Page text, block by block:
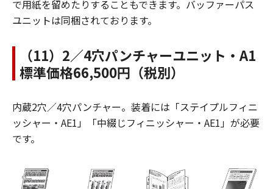
で用紙を留めたりすることもできます。バッファーパス
ユニットは同梱されております。
（11）2／4穴パンチャーユニット・A1
標準価格66,500円（税別）
内蔵2穴／4穴パンチャー。装着には「ステイプルフィニ
ッシャー・AE1」「中綴じフィニッシャー・AE1」が必要
です。